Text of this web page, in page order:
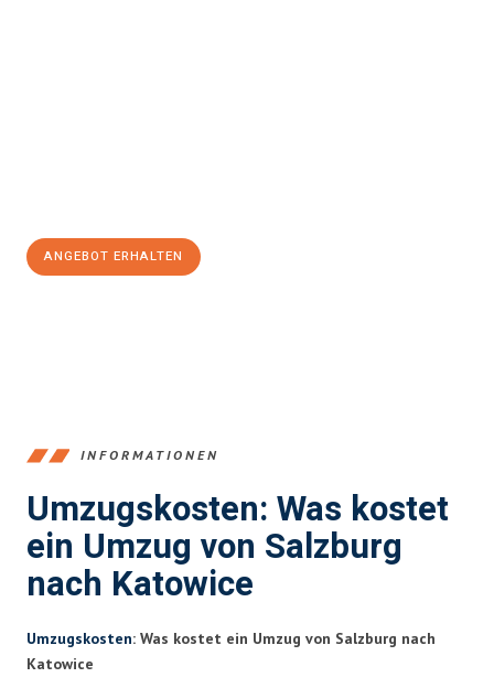
ANGEBOT ERHALTEN
INFORMATIONEN
Umzugskosten: Was kostet
ein Umzug von Salzburg
nach Katowice
Umzugskosten: Was kostet ein Umzug von Salzburg nach
Katowice